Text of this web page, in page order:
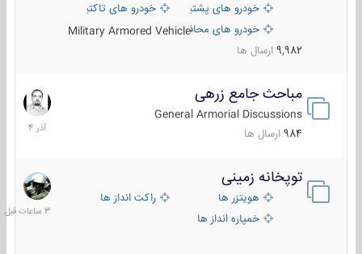
خودرو های پشتیبانی آتش ، شناسایی و ضد تانک
خودرو های تاکتیکی نظامی
خودرو های محافظت شدهMilitary Armored Vehicle
9,982 ارسال ها
مباحث جامع زرهی
General Armorial Discussions
984 ارسال ها
7
آذر
1404
توپخانه زمینی
هویتزر ها
راکت انداز ها
خمپاره انداز ها
3
ساعات
قبل